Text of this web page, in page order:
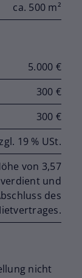
ca. 500 m²
5.000 €
300 €
300 €
19 % USt.
von 3,57
und
des
nicht